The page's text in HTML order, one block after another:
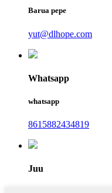
Barua pepe
yut@dlhope.com
Whatsapp
whatsapp
8615882434819
Juu